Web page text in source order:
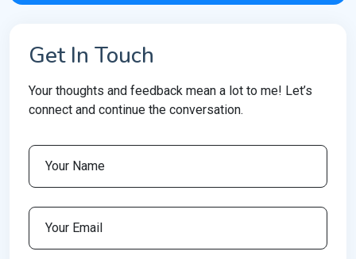
Get In Touch
Your thoughts and feedback mean a lot to me! Let’s
connect and continue the conversation.